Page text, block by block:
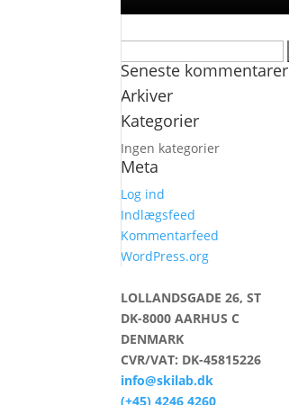
efter:
Seneste kommentarer
Arkiver
Kategorier
Ingen kategorier
Meta
Log ind
Indlægsfeed
Kommentarfeed
WordPress.org
LOLLANDSGADE 26, ST
DK-8000 AARHUS C
DENMARK
CVR/VAT: DK-45815226
info@skilab.dk
(+45) 4246 4260